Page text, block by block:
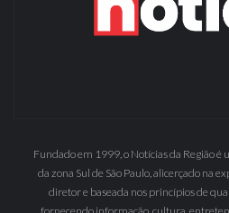
Fundado em 1999, o Notícias da Região
da zona Sul de São Paulo, alicerçado na
diretor e baseada nos princípios de